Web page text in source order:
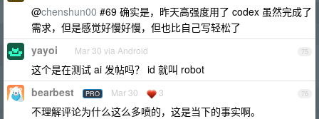
@chenshun00 #69 确实是，昨天高强度用了 codex 虽然完成了
需求，但是感觉好慢好慢，但也比自己写轻松了
75
yayoi Mar 30 via Android
这个是在测试 ai 发帖吗？ id 就叫 robot
76
bearbest PRO Mar 30 3
不理解评论为什么这么多喷的，这是当下的事实啊。